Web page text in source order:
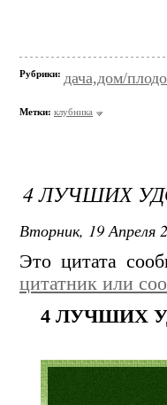
Рубрики: дача,дом/
Метки: клубника
4 ЛУЧШИХ
Вторник, 19 Апреля
Это цитата
цитатник или
4 ЛУЧШИХ